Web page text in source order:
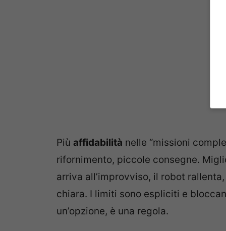
Più affidabilità nelle “missioni
rifornimento, piccole consegne.
arriva all’improvviso, il robot
chiara. I limiti sono espliciti e
un’opzione, è una regola.